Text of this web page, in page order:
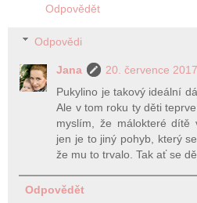
Odpovědět
Odpovědi
Jana
20. července
Pukylino je takový ideální
Ale v tom roku ty děti
myslím, že málokteré dítě
jen je to jiný pohyb, který
že mu to trvalo. Tak ať se
Odpovědět